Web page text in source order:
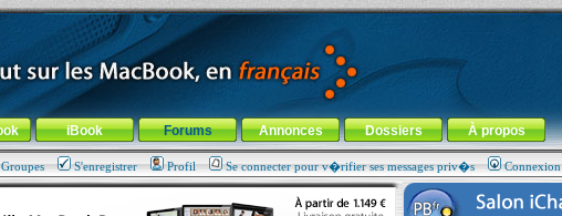
menu de la rubrique
iBook Forums Annonces Dossiers À propos
Groupes S'enregistrer Profil Se connecter pour v�rifier ses messages priv�s Connexion